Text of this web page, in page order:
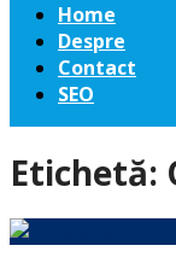
Home
Despre
Contact
SEO
Etichetă: